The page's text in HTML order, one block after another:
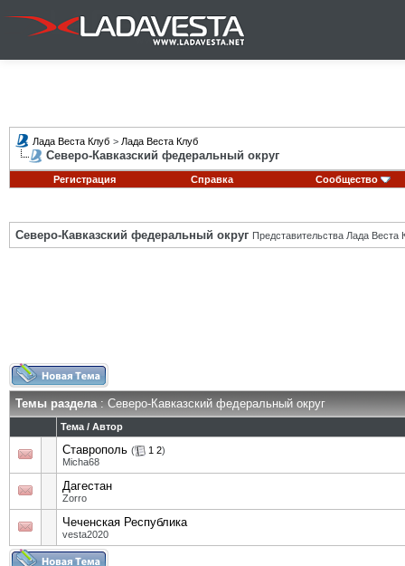
Лада Веста Клуб > Лада Веста Клуб
Северо-Кавказский федеральный округ
Регистрация Справка Сообщество
Северо-Кавказский федеральный округ Представительства Лада Веста
Темы раздела: Северо-Кавказский федеральный округ
Тема / Автор
Ставрополь ( 1 2)
Micha68
Дагестан
Zorro
Чеченская Республика
vesta2020